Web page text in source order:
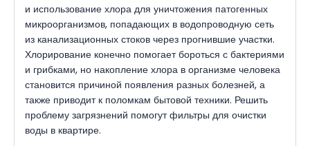
и использование хлора для уничтожения патогенных
микроорганизмов, попадающих в водопроводную сеть
из канализационных стоков через прогнившие участки.
Хлорирование конечно помогает бороться с бактериями
и грибками, но накопление хлора в организме человека
становится причиной появления разных болезней, а
также приводит к поломкам бытовой техники. Решить
проблему загрязнений помогут фильтры для очистки
воды в квартире.